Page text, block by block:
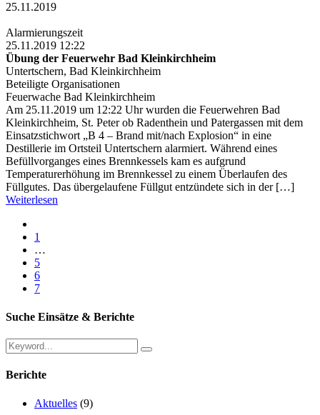
25.11.2019
Alarmierungszeit
25.11.2019 12:22
Übung der Feuerwehr Bad Kleinkirchheim
Untertschern, Bad Kleinkirchheim
Beteiligte Organisationen
Feuerwache Bad Kleinkirchheim
Am 25.11.2019 um 12:22 Uhr wurden die Feuerwehren Bad
Kleinkirchheim, St. Peter ob Radenthein und Patergassen mit dem
Einsatzstichwort „B 4 – Brand mit/nach Explosion“ in eine
Destillerie im Ortsteil Untertschern alarmiert. Während eines
Befüllvorganges eines Brennkessels kam es aufgrund
Temperaturerhöhung im Brennkessel zu einem Überlaufen des
Füllgutes. Das übergelaufene Füllgut entzündete sich in der […]
Weiterlesen
1
…
5
6
7
Suche Einsätze & Berichte
Berichte
Aktuelles (9)